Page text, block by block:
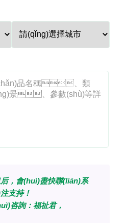
，會(huì)盡快聯(lián)系
持！
咨詢：福祉君，